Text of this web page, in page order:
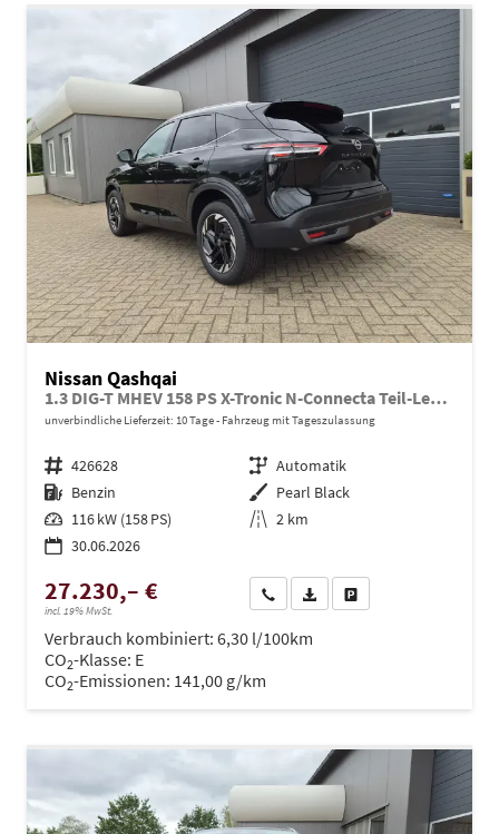
Nissan Qashqai
1.3 DIG-T MHEV 158 PS X-Tronic N-Connecta Teil-Leder PanoGlasdach Klimaautomatik Sitzheizung Lenkradheizung Navi ACC PDC v+h 360°Kamera DAB Bluetooth Touchscreen Apple CarPlay Android Auto 18"LM
unverbindliche Lieferzeit: 10 Tage Fahrzeug mit Tageszulassung
Fahrzeugnr. 426628 Getriebe Automatik
Kraftstoff Benzin Außenfarbe Pearl Black
Leistung 116 kW (158 PS) Kilometerstand 2 km
30.06.2026
27.230,– €
incl. 19% MwSt.
Wir rufen Sie anPDF-Datei, Fahrzeugexposé
Verbrauch kombiniert: 6,30 l/100km
CO2-Klasse: E
CO2-Emissionen: 141,00 g/km